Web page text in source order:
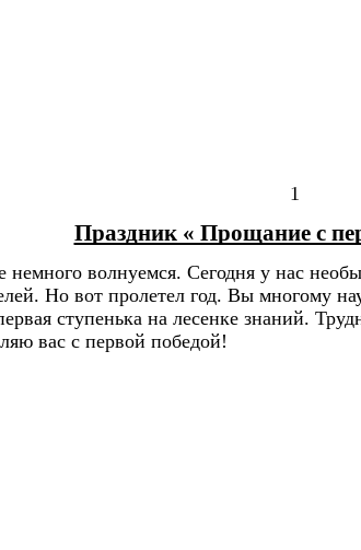
1
Праздник « Прощание с
немного волнуемся. Сегодня у нас
Но вот пролетел год. Вы многому
ступенька на лесенке знаний.
вас с первой победой!